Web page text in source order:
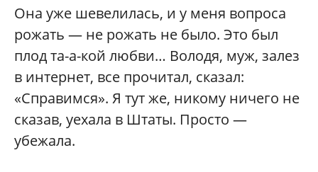
Она уже шевелилась, и у меня вопроса
рожать — не рожать не было. Это был
плод та-а-кой любви… Володя, муж, залез
в интернет, все прочитал, сказал:
«Справимся». Я тут же, никому ничего не
сказав, уехала в Штаты. Просто —
убежала.